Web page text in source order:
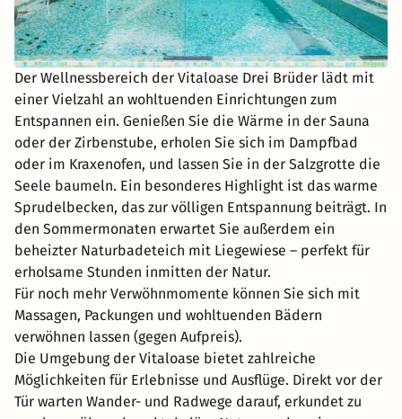
Der Wellnessbereich der Vitaloase Drei Brüder lädt mit
einer Vielzahl an wohltuenden Einrichtungen zum
Entspannen ein. Genießen Sie die Wärme in der Sauna
oder der Zirbenstube, erholen Sie sich im Dampfbad
oder im Kraxenofen, und lassen Sie in der Salzgrotte die
Seele baumeln. Ein besonderes Highlight ist das warme
Sprudelbecken, das zur völligen Entspannung beiträgt. In
den Sommermonaten erwartet Sie außerdem ein
beheizter Naturbadeteich mit Liegewiese – perfekt für
erholsame Stunden inmitten der Natur.
Für noch mehr Verwöhnmomente können Sie sich mit
Massagen, Packungen und wohltuenden Bädern
verwöhnen lassen (gegen Aufpreis).
Die Umgebung der Vitaloase bietet zahlreiche
Möglichkeiten für Erlebnisse und Ausflüge. Direkt vor der
Tür warten Wander- und Radwege darauf, erkundet zu